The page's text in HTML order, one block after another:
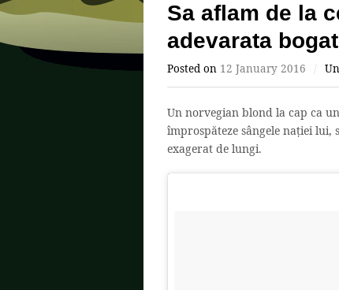
Sa aflam de la
adevarata
Posted on 12 January 2016 /
Un norvegian blond la cap ca
împrospăteze sângele nației
exagerat de lungi.